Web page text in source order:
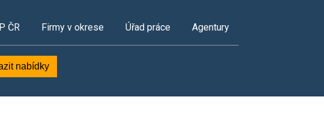
ČR Firmy v okrese Úřad práce Agentury
nabídky